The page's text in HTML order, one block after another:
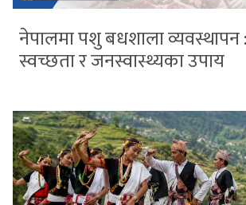
नेपालमा पशु बधशाला
स्वच्छता र जनस्वास्थ्यका उपाय